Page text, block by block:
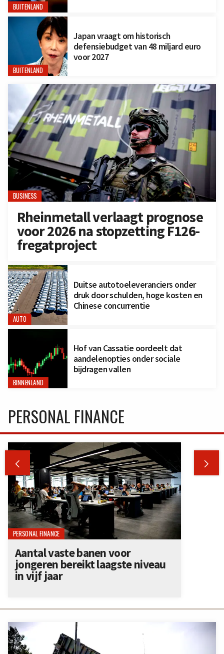
BUITENLAND
BUITENLAND
Japan vraagt om historisch
defensiebudget van 48 miljard euro
voor 2027
BUSINESS
Rheinmetall verlaagt prognose
voor 2026 na stopzetting F126-
fregatproject
AUTO
Duitse autotoeleveranciers onder
druk door schulden, hoge kosten en
Chinese concurrentie
BINNENLAND
Hof van Cassatie oordeelt dat
aandelenopties onder sociale
bijdragen vallen
PERSONAL FINANCE
 
PERSONAL FINANCE
Aantal vaste banen voor
jongeren bereikt laagste niveau
in vijf jaar